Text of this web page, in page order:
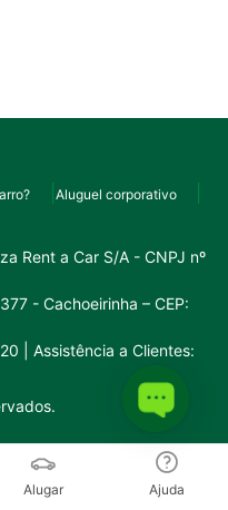
Aluguel corporativo
Rent a Car S/A - CNPJ nº
- Cachoeirinha – CEP:
| Assistência a Clientes:
Alugar Ajuda